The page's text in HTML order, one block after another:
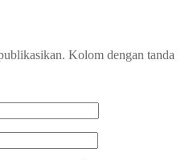
Kolom dengan tanda